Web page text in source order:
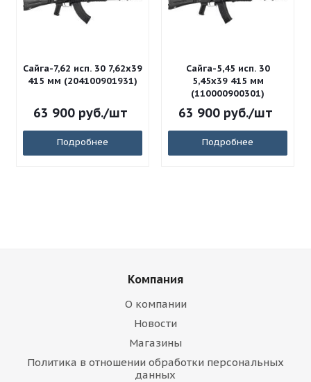
Сайга-7,62 исп. 30 7,62x39
415 мм (204100901931)
63 900руб./шт
Подробнее
Сайга-5,45 исп. 30
5,45x39 415 мм
(110000900301)
63 900руб./шт
Подробнее
Компания
О компании
Новости
Магазины
Политика в отношении обработки персональных
данных